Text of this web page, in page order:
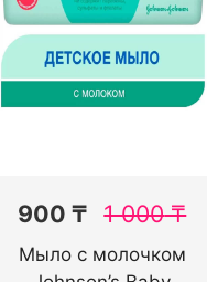
900 ₸ 1 000₸
Мыло с молочком